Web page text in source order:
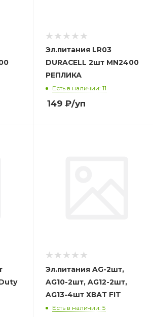
Эл.питания LR03
DURACELL 2шт MN2400
РЕПЛИКА
Есть в наличии: 11
149₽/уп
Эл.питания AG-2шт,
AG10-2шт, AG12-2шт,
AG13-4шт ХВАТ FIT
Есть в наличии: 5